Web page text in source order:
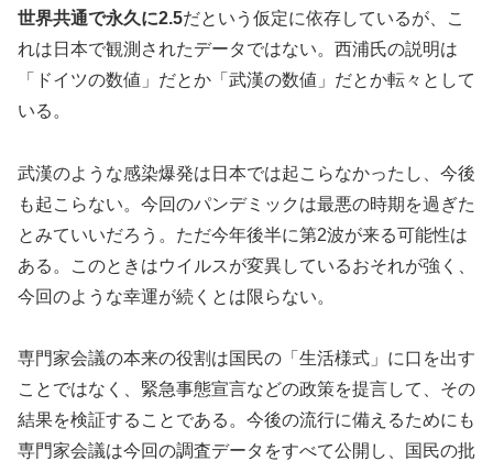
世界共通で永久に2.5だという仮定に依存しているが、こ
れは日本で観測されたデータではない。西浦氏の説明は
「ドイツの数値」だとか「武漢の数値」だとか転々として
いる。
武漢のような感染爆発は日本では起こらなかったし、今後
も起こらない。今回のパンデミックは最悪の時期を過ぎた
とみていいだろう。ただ今年後半に第2波が来る可能性は
ある。このときはウイルスが変異しているおそれが強く、
今回のような幸運が続くとは限らない。
専門家会議の本来の役割は国民の「生活様式」に口を出す
ことではなく、緊急事態宣言などの政策を提言して、その
結果を検証することである。今後の流行に備えるためにも
専門家会議は今回の調査データをすべて公開し、国民の批